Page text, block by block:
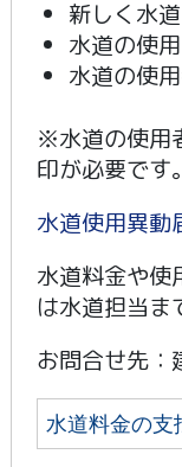
新しく水
水道の使
水道の使
※水道の使用
印が必要です。
水道使用異動
水道料金や使
は水道担当ま
お問合せ先
水道料金の支